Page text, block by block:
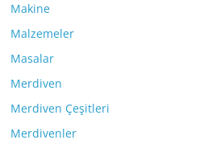
Makine
Malzemeler
Masalar
Merdiven
Merdiven Çeşitleri
Merdivenler